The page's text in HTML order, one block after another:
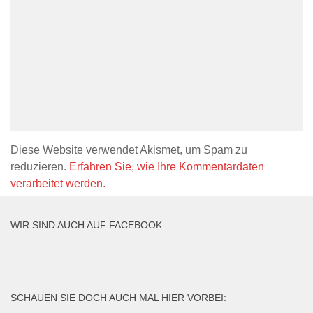
Diese Website verwendet Akismet, um Spam zu
reduzieren. Erfahren Sie, wie Ihre Kommentardaten
verarbeitet werden.
WIR SIND AUCH AUF FACEBOOK:
SCHAUEN SIE DOCH AUCH MAL HIER VORBEI: